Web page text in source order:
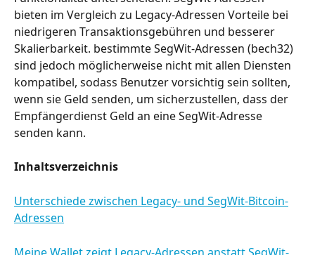
bieten im Vergleich zu Legacy-Adressen Vorteile bei
niedrigeren Transaktionsgebühren und besserer
Skalierbarkeit. bestimmte SegWit-Adressen (bech32)
sind jedoch möglicherweise nicht mit allen Diensten
kompatibel, sodass Benutzer vorsichtig sein sollten,
wenn sie Geld senden, um sicherzustellen, dass der
Empfängerdienst Geld an eine SegWit-Adresse
senden kann.
Inhaltsverzeichnis
Unterschiede zwischen Legacy- und SegWit-Bitcoin-
Adressen